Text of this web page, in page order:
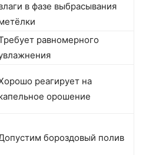
в фазе выбрасывания
равномерного
реагирует на
орошение
бороздовый полив